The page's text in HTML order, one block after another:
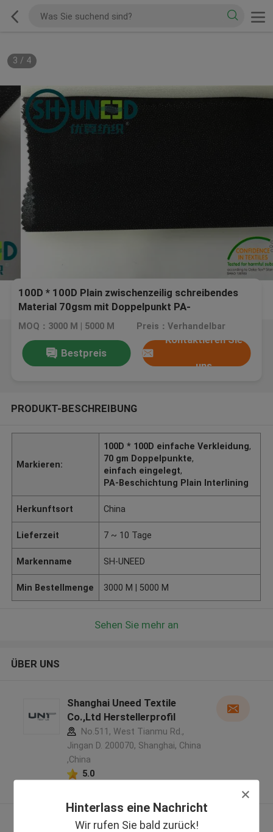
Hinterlass eine Nachricht
Wir rufen Sie bald zurück!
3 / 4
100D * 100D Plain zwischenzeilig schreibendes
Material 70gsm mit Doppelpunkt PA-
Beschichtung
MOQ：3000 M | 5000 M Preis：Verhandelbar
Bestpreis
Kontaktieren Sie
uns
PRODUKT-BESCHREIBUNG
Markieren:
100D * 100D einfache Verkleidung,
70 gm Doppelpunkte,
einfach eingelegt,
PA-Beschichtung Plain Interlining
Herkunftsort China
Lieferzeit 7 ~ 10 Tage
Markenname SH-UNEED
Min Bestellmenge 3000 M | 5000 M
Sehen Sie mehr an
ÜBER UNS
Shanghai Uneed Textile
Co.,Ltd Herstellerprofil
No.511, West Tianmu Rd.,
Jingan D. 200070, Shanghai, China
,China
5.0
Sehen Sie mehr an